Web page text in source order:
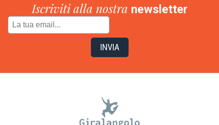
Iscriviti alla nostra newsletter